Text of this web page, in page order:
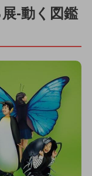
-動く図鑑